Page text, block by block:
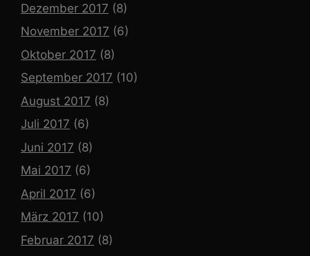
Dezember 2017 (8)
November 2017 (6)
Oktober 2017 (8)
September 2017 (10)
August 2017 (8)
Juli 2017 (6)
Juni 2017 (8)
Mai 2017 (6)
April 2017 (6)
März 2017 (10)
Februar 2017 (8)